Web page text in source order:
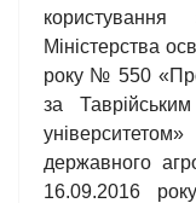
Міністерства
року № 550
за
державного
16.09.2016